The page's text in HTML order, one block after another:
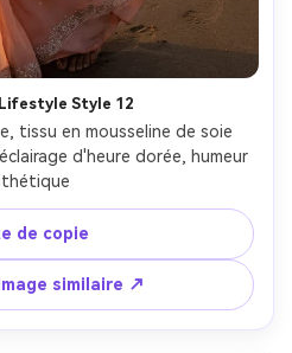
Style 12
tissu en mousseline de soie
d'heure dorée, humeur
de copie
similaire ↗